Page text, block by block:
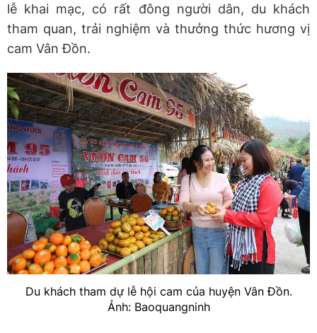
lễ khai mạc, có rất đông người dân, du khách
tham quan, trải nghiệm và thưởng thức hương vị
cam Vân Đồn.
Du khách tham dự lễ hội cam của huyện Vân Đồn.
Ảnh: Baoquangninh